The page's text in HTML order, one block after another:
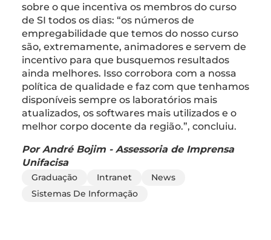
sobre o que incentiva os membros do curso
de SI todos os dias: “os números de
empregabilidade que temos do nosso curso
são, extremamente, animadores e servem de
incentivo para que busquemos resultados
ainda melhores. Isso corrobora com a nossa
política de qualidade e faz com que tenhamos
disponíveis sempre os laboratórios mais
atualizados, os softwares mais utilizados e o
melhor corpo docente da região.”, concluiu.
Por André Bojim - Assessoria de Imprensa
Unifacisa
Graduação Intranet
News
Sistemas De Informação